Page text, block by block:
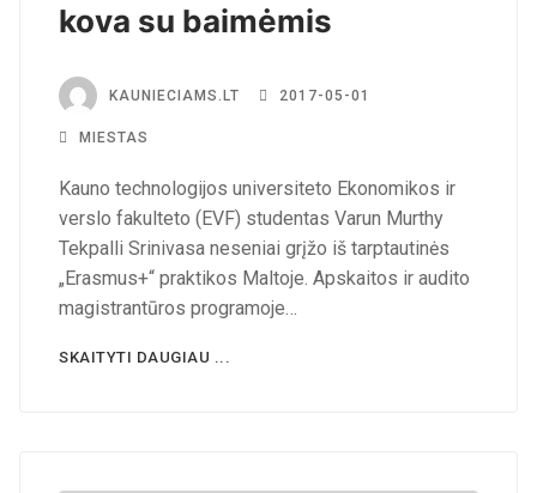
kova su baimėmis
KAUNIECIAMS.LT 2017-05-01
MIESTAS
Kauno technologijos universiteto Ekonomikos ir
verslo fakulteto (EVF) studentas Varun Murthy
Tekpalli Srinivasa neseniai grįžo iš tarptautinės
„Erasmus+“ praktikos Maltoje. Apskaitos ir audito
magistrantūros programoje…
SKAITYTI DAUGIAU ...